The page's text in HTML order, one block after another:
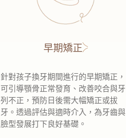
早期矯正
針對孩子換牙期間進行的早期矯正，
可引導顎骨正常發育、改善咬合與牙
列不正，預防日後需大幅矯正或拔
牙。透過評估與適時介入，為牙齒與
臉型發展打下良好基礎。